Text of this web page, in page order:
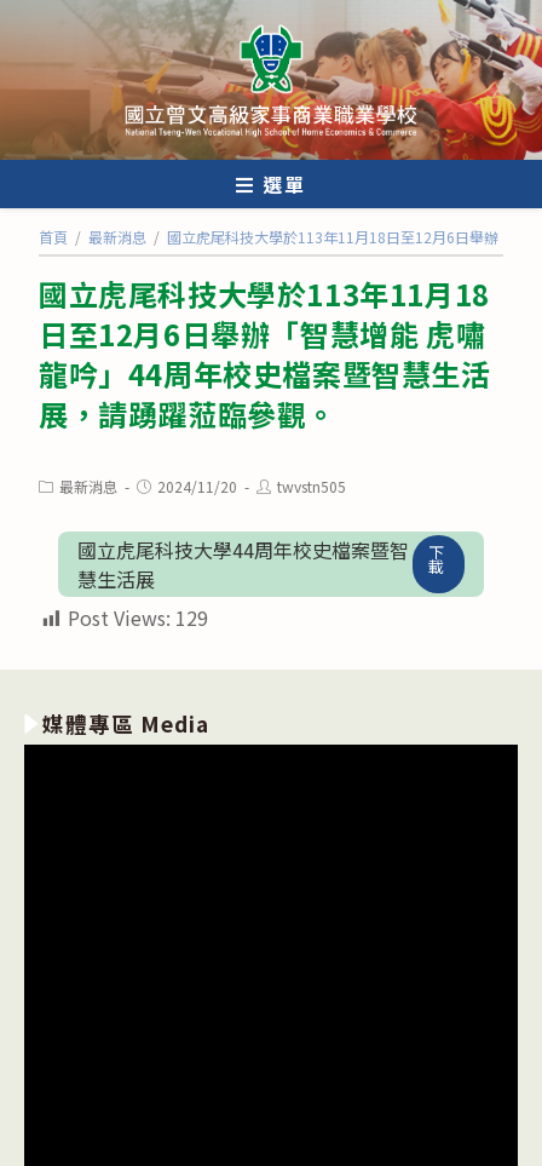
內
選單
首頁 / 最新消息 / 國立虎尾科技大學於113年11月18日至12月6日舉辦「智
國立虎尾科技大學於113年11月18
日至12月6日舉辦「智慧增能 虎嘯
龍吟」44周年校史檔案暨智慧生活
展，請踴躍蒞臨參觀。
Post最新消息
Post2024/11/20
Posttwvstn505
國立虎尾科技大學44周年校史檔案暨智
慧生活展
下
載
Post Views: 129
媒體專區 Media